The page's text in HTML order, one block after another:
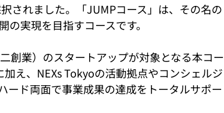
されました。「JUMPコース」は、その名の
実現を目指すコースです。
創業）のスタートアップが対象となる本コー
え、NEXs Tokyoの活動拠点やコンシェルジ
ード両面で事業成果の達成をトータルサポー